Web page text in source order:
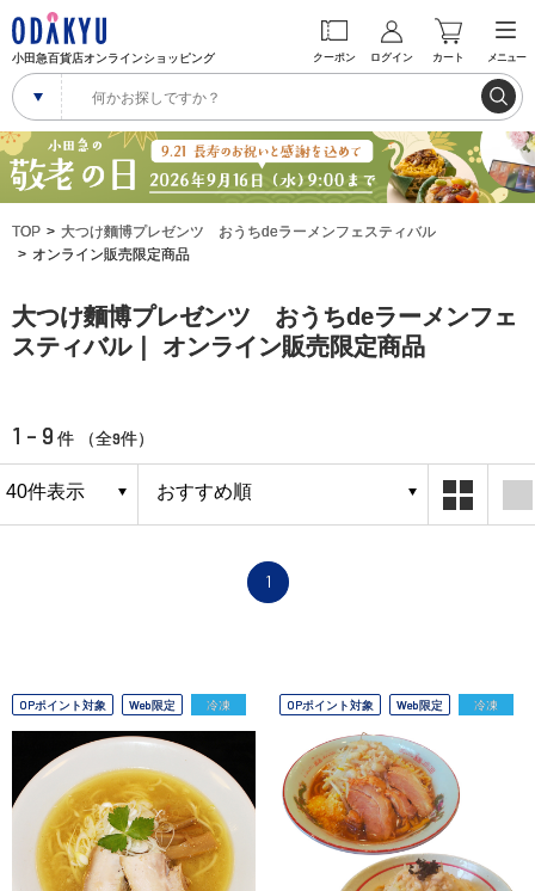
小田急百貨店オンラインショッピング クーポン ログイン カート メニュー
TOP
大つけ麵博プレゼンツ おうちdeラーメンフェスティバル
オンライン販売限定商品
大つけ麵博プレゼンツ おうちdeラーメンフェ
スティバル｜ オンライン販売限定商品
1 - 9 件 （全9件）
1
OPポイント対象 Web限定 冷凍 OPポイント対象 Web限定 冷凍